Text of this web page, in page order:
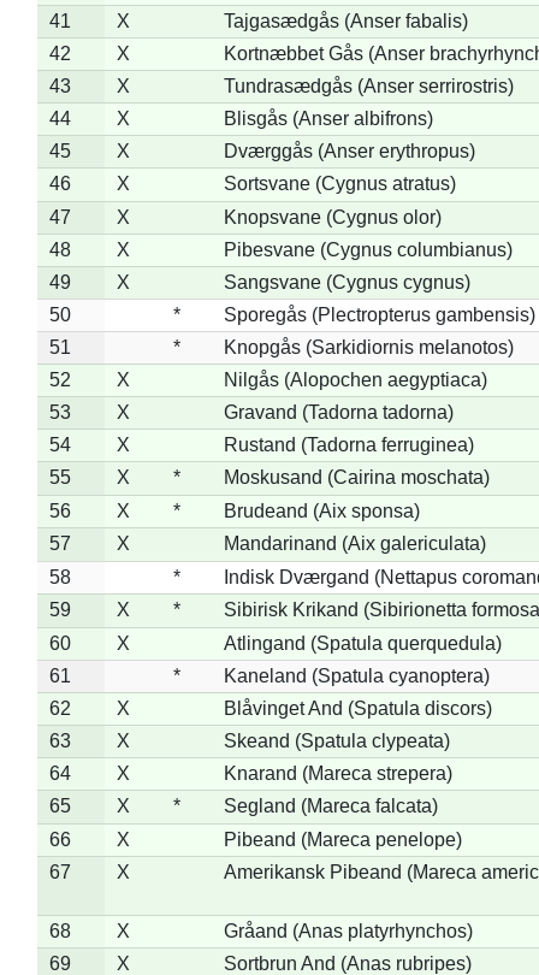
41
X
Tajgasædgås (Anser fabalis)
42
X
Kortnæbbet Gås (Anser
43
X
Tundrasædgås (Anser serrirostris)
44
X
Blisgås (Anser albifrons)
45
X
Dværggås (Anser erythropus)
46
X
Sortsvane (Cygnus atratus)
47
X
Knopsvane (Cygnus olor)
48
X
Pibesvane (Cygnus columbianus)
49
X
Sangsvane (Cygnus cygnus)
50
*
Sporegås (Plectropterus gambensis)
51
*
Knopgås (Sarkidiornis melanotos)
52
X
Nilgås (Alopochen aegyptiaca)
53
X
Gravand (Tadorna tadorna)
54
X
Rustand (Tadorna ferruginea)
55
X *
Moskusand (Cairina moschata)
56
X *
Brudeand (Aix sponsa)
57
X
Mandarinand (Aix galericulata)
58
*
Indisk Dværgand (Nettapus
59
X *
Sibirisk Krikand (Sibirionetta
60
X
Atlingand (Spatula querquedula)
61
*
Kaneland (Spatula cyanoptera)
62
X
Blåvinget And (Spatula discors)
63
X
Skeand (Spatula clypeata)
64
X
Knarand (Mareca strepera)
65
X *
Segland (Mareca falcata)
66
X
Pibeand (Mareca penelope)
67
X Amerikansk Pibeand (Mareca
68 X
Gråand (Anas platyrhynchos)
69
X
Sortbrun And (Anas rubripes)